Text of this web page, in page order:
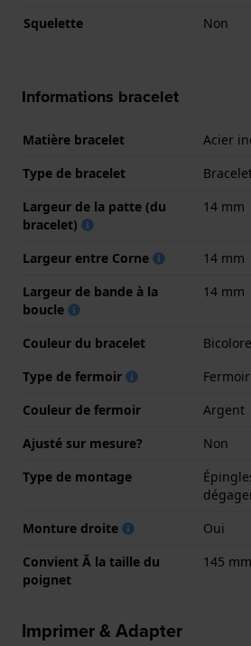
Squelette
Non
Informations bracelet
Matière bracelet
Acier
Type de bracelet
Largeur de la patte (du
bracelet)
14 mm
Largeur entre Corne
14 mm
Largeur de bande à la
boucle
14 mm
Couleur du bracelet
Bicolore
Type de fermoir
Couleur de fermoir
Argent
Ajusté sur mesure?
Non
Type de montage
Monture droite
Oui
Convient Ă la taille du
poignet
145
Imprimer & Adapter